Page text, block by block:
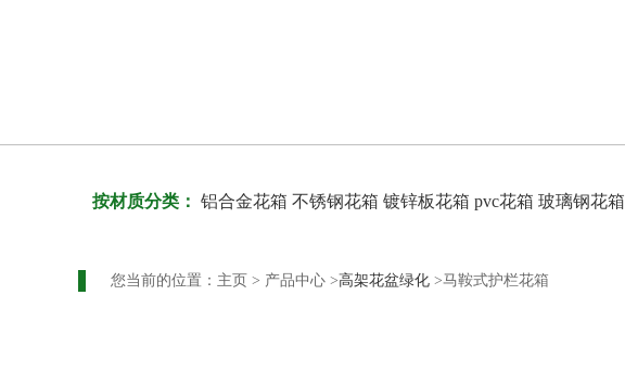
按材质分类： 铝合金花箱 不锈钢花箱 镀锌板花箱 pvc花箱 玻璃钢花箱
您当前的位置： 主页 > 产品中心 >高架花盆绿化 >马鞍式护栏花箱